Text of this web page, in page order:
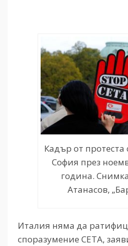
Кадър от протеста
София през
година.
Атанасов,
Италия няма да
споразумение CETA,